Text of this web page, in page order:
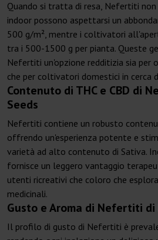
Quando si tratta di resa, Nefertiti
indoor possono aspettarsi un
500 g/m², mentre i coltivatori
tra i 500-1500 g per pianta. Queste
Nefertiti un'opzione redditizia sia per
che per coltivatori domestici in cerca
Contenuto di THC e CBD di
Seeds
Nefertiti contiene un robusto
offrendo un'esperienza potente e
varietà ad alto contenuto di Sativa.
fornisce un leggero vantaggio
utenti ricreativi che coloro che
medicinali.
Gusto e Aroma di Nefertiti di
Il profilo di gusto di Nefertiti è